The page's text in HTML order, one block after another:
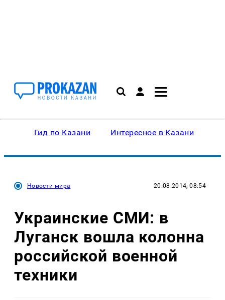
Гид по Казани Интересное в Казани
Новости мира 20.08.2014, 08:54
Украинские СМИ: в
Луганск вошла колонна
российской военной
техники